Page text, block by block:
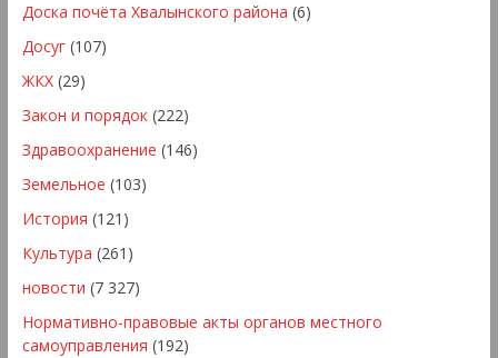
Доска почёта Хвалынского района (6)
Досуг(107)
ЖКХ(29)
Закон и порядок(222)
Здравоохранение (146)
Земельное (103)
История (121)
Культура (261)
новости (7 327)
Нормативно-правовые акты органов местного
самоуправления (192)